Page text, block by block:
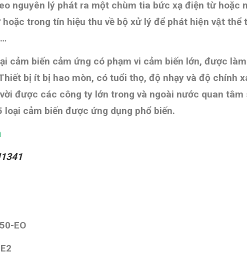
nguyên lý phát ra một chùm tia bức xạ điện từ hoặc
trong tín hiệu thu về bộ xử lý để phát hiện vật thể
cảm biến cảm ứng có phạm vi cảm biến lớn, được
bị ít bị hao mòn, có tuổi thọ, độ nhạy và độ chính
được các công ty lớn trong và ngoài nước quan tâm
loại cảm biến được ứng dụng phổ biến.
EO